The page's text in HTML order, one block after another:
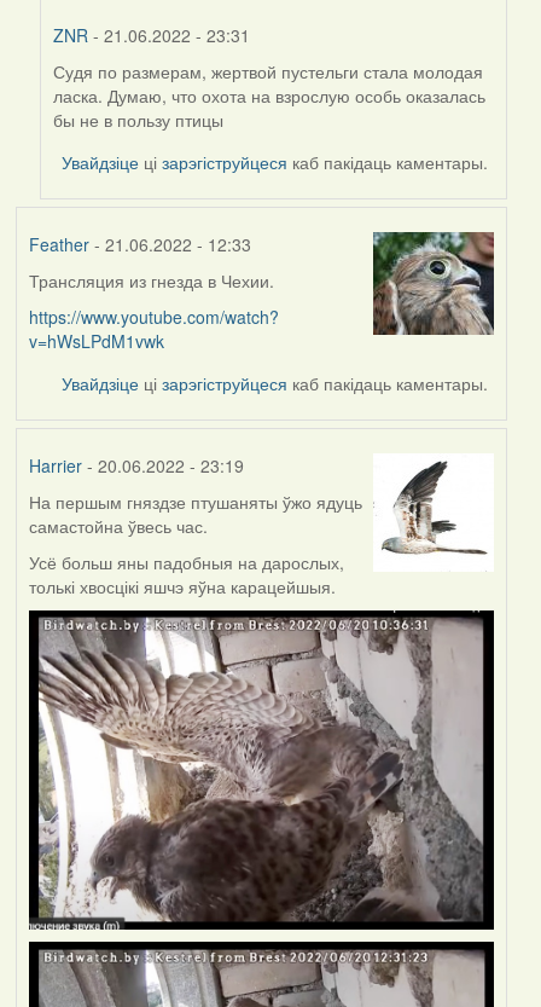
ZNR - 21.06.2022 - 23:31
In
reply
to
by
Harrier
Судя по размерам, жертвой пустельги стала молодая
ласка. Думаю, что охота на взрослую особь оказалась
бы не в пользу птицы
Увайдзіце цізарэгіструйцеся каб пакідаць каментары.
Feather- 21.06.2022 - 12:33
Трансляция из гнезда в Чехии.
https://www.youtube.com/watch?
v=hWsLPdM1vwk
Увайдзіце цізарэгіструйцеся каб пакідаць каментары.
Harrier- 20.06.2022 - 23:19
На першым гняздзе птушаняты ўжо ядуць
самастойна ўвесь час.
Усё больш яны падобныя на дарослых,
толькі хвосцікі яшчэ яўна карацейшыя.